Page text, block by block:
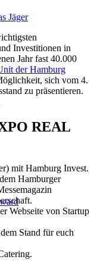
Jäger
Investitionen in
Jahr fast 40.000
der Hamburg
sich vom 4.
zu präsentieren.
REAL
mit Hamburg Invest.
Hamburger
Webseite von Startup
Stand für euch